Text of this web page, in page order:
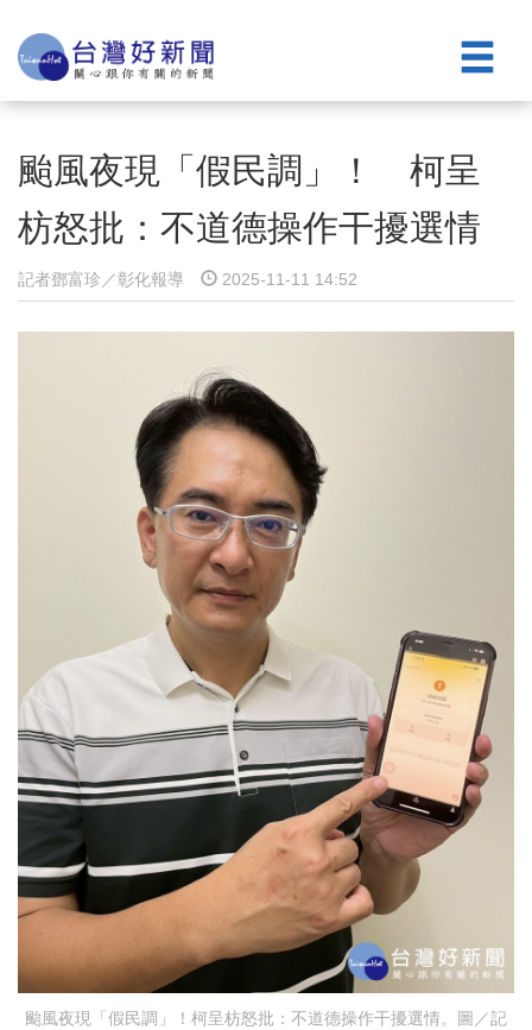
颱風夜現「假民調」！ 柯呈
枋怒批：不道德操作干擾選情
記者鄧富珍／彰化報導 2025-11-11 14:52
颱風夜現「假民調」！柯呈枋怒批：不道德操作干擾選情。圖／記